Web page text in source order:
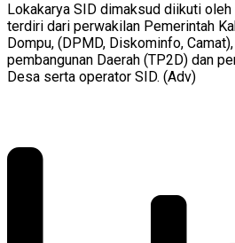
Lokakarya SID dimaksud diikuti
terdiri dari perwakilan Pemerintah
Dompu, (DPMD, Diskominfo,
pembangunan Daerah (TP2D) dan
Desa serta operator SID. (Adv)